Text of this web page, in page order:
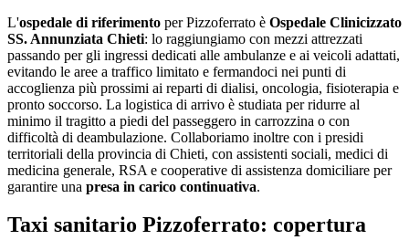
L'ospedale di riferimento perPizzoferrato è Ospedale Clinicizzato
SS. Annunziata Chieti: lo raggiungiamo con mezzi attrezzati
passando per gli ingressi dedicati alle ambulanze e ai veicoli adattati,
evitando le aree a traffico limitato e fermandoci nei punti di
accoglienza più prossimi ai reparti di dialisi, oncologia, fisioterapia e
pronto soccorso. La logistica di arrivo è studiata per ridurre al
minimo il tragitto a piedi del passeggero in carrozzina o con
difficoltà di deambulazione. Collaboriamo inoltre con i presidi
territoriali della provincia di Chieti, con assistenti sociali, medici di
medicina generale, RSA e cooperative di assistenza domiciliare per
garantire una presa in carico continuativa.
Taxi sanitario Pizzoferrato: copertura